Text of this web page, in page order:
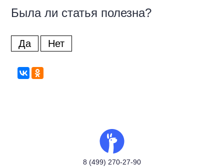
Была ли статья полезна?
Да Нет
8 (499) 270-27-90